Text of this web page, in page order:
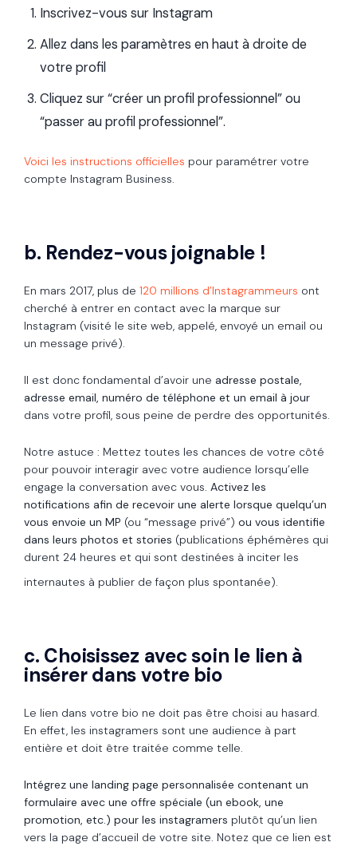
Inscrivez-vous sur Instagram
Allez dans les paramètres en haut à droite de
votre profil
Cliquez sur “créer un profil professionnel” ou
“passer au profil professionnel”.
Voici les instructions officielles pour paramétrer votre
compte Instagram Business.
b. Rendez-vous joignable !
En mars 2017, plus de 120 millions d’Instagrammeurs ont
cherché à entrer en contact avec la marque sur
Instagram (visité le site web, appelé, envoyé un email ou
un message privé).
Il est donc fondamental d’avoir une adresse postale,
adresse email, numéro de téléphone et un email à jour
dans votre profil, sous peine de perdre des opportunités.
Notre astuce : Mettez toutes les chances de votre côté
pour pouvoir interagir avec votre audience lorsqu’elle
engage la conversation avec vous. Activez les
notifications afin de recevoir une alerte lorsque quelqu’un
vous envoie un MP (ou “message privé”) ou vous identifie
dans leurs photos et stories (publications éphémères qui
durent 24 heures et qui sont destinées à inciter les
internautes à publier de façon plus spontanée).
c. Choisissez avec soin le lien à
insérer dans votre bio
Le lien dans votre bio ne doit pas être choisi au hasard.
En effet, les instagramers sont une audience à part
entière et doit être traitée comme telle.
Intégrez une landing page personnalisée contenant un
formulaire avec une offre spéciale (un ebook, une
promotion, etc.) pour les instagramers plutôt qu’un lien
vers la page d’accueil de votre site. Notez que ce lien est